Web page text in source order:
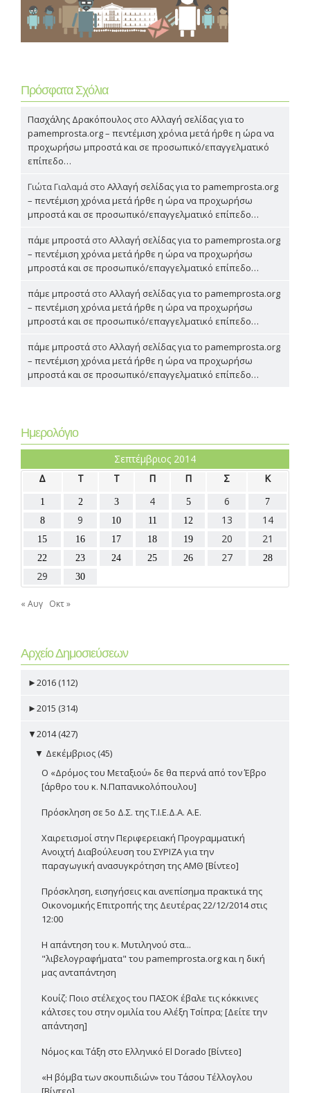
Πρόσφατα Σχόλια
Πασχάλης Δρακόπουλος στο Αλλαγή σελίδας για το
pamemprosta.org – πεντέμιση χρόνια μετά ήρθε η ώρα να
προχωρήσω μπροστά και σε προσωπικό/επαγγελματικό
επίπεδο…
Γιώτα Γιαλαμά στο Αλλαγή σελίδας για το pamemprosta.org
– πεντέμιση χρόνια μετά ήρθε η ώρα να προχωρήσω
μπροστά και σε προσωπικό/επαγγελματικό επίπεδο…
πάμε μπροστά στο Αλλαγή σελίδας για το pamemprosta.org
– πεντέμιση χρόνια μετά ήρθε η ώρα να προχωρήσω
μπροστά και σε προσωπικό/επαγγελματικό επίπεδο…
πάμε μπροστά στο Αλλαγή σελίδας για το pamemprosta.org
– πεντέμιση χρόνια μετά ήρθε η ώρα να προχωρήσω
μπροστά και σε προσωπικό/επαγγελματικό επίπεδο…
πάμε μπροστά στο Αλλαγή σελίδας για το pamemprosta.org
– πεντέμιση χρόνια μετά ήρθε η ώρα να προχωρήσω
μπροστά και σε προσωπικό/επαγγελματικό επίπεδο…
Ημερολόγιο
Σεπτέμβριος 2014
Δ
Τ Τ Π Π Σ Κ
1 2 3 4 5 6
7
8
9 10 11 12 13 14
15 16 17 18 19 20 21
22 23 24 25 26 27 28
29 30
« Αυγ Οκτ »
Αρχείο Δημοσιεύσεων
►2016 (112)
►2015 (314)
▼2014 (427)
▼ Δεκέμβριος (45)
Ο «Δρόμος του Μεταξιού» δε θα περνά από τον Έβρο
[άρθρο του κ. Ν.Παπανικολόπουλου]
Πρόσκληση σε 5ο Δ.Σ. της Τ.Ι.Ε.Δ.Α. Α.Ε.
Χαιρετισμοί στην Περιφερειακή Προγραμματική
Ανοιχτή Διαβούλευση του ΣΥΡΙΖΑ για την
παραγωγική ανασυγκρότηση της ΑΜΘ [Βίντεο]
Πρόσκληση, εισηγήσεις και ανεπίσημα πρακτικά της
Οικονομικής Επιτροπής της Δευτέρας 22/12/2014 στις
12:00
Η απάντηση του κ. Μυτιληνού στα...
"λιβελογραφήματα" του pamemprosta.org και η δική
μας ανταπάντηση
Κουίζ: Ποιο στέλεχος του ΠΑΣΟΚ έβαλε τις κόκκινες
κάλτσες του στην ομιλία του Αλέξη Τσίπρα; [Δείτε την
απάντηση]
Νόμος και Τάξη στο Ελληνικό El Dorado [Βίντεο]
«Η βόμβα των σκουπιδιών» του Τάσου Τέλλογλου